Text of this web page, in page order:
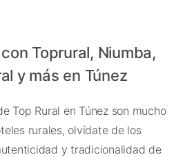
Toprural, Niumba,
y más en Túnez
Top Rural en Túnez son mucho
rurales, olvídate de los
y tradicionalidad de